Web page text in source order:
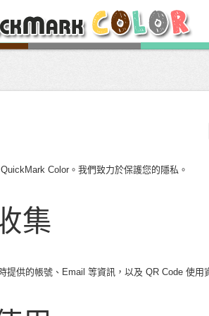
Color。我們致力於保護您的隱私。
集
提供的帳號、Email 等資訊，以及 QR Code 使用